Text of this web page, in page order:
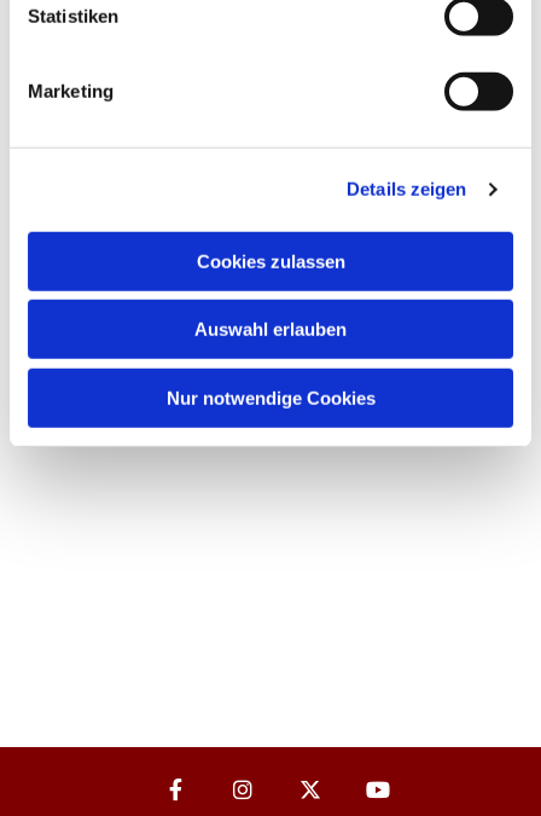
Statistiken
Marketing
Details zeigen
Cookies zulassen
Auswahl erlauben
Nur notwendige Cookies